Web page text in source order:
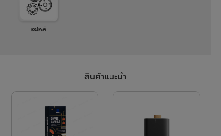
อะไหล่
สินค้าแนะนำ